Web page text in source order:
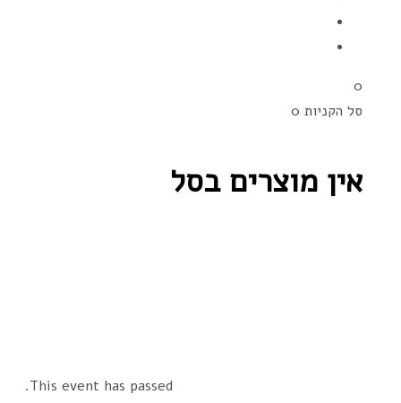
0
סל הקניות 0
אין מוצרים בסל
This event has passed.